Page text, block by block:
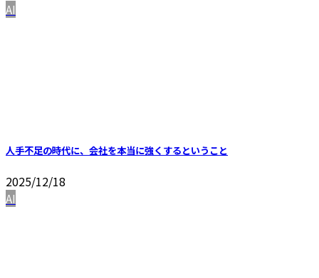
AI
人手不足の時代に、会社を本当に強くするということ
2025/12/18
AI